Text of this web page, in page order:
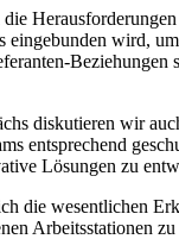
eingebunden wird,
Beziehungen
diskutieren wir
entsprechend
Lösungen zu
die wesentlichen
Arbeitsstationen